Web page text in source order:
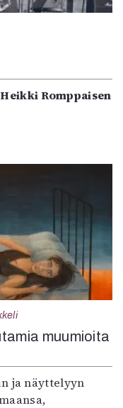
Heikki Romppaisen
muumioita
ja näyttelyyn